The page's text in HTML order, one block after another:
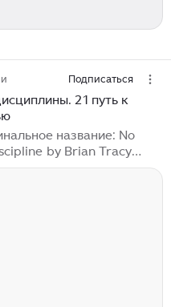
Подписаться
21 путь к
by Brian Tracy
специалист в